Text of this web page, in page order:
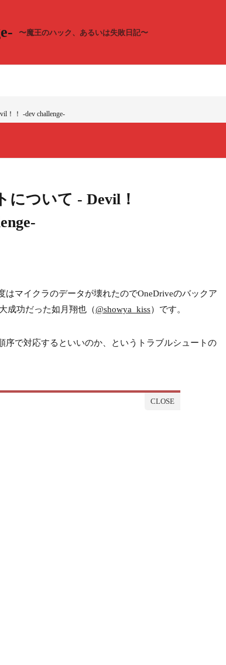
〜魔王のハック、あるいは失敗日記〜
！！ -dev challenge-
ついて - Devil！
マイクラのデータが壊れたのでOneDriveのバックア
成功だった如月翔也（@showya_kiss）です。
で対応するといいのか、というトラブルシュートの